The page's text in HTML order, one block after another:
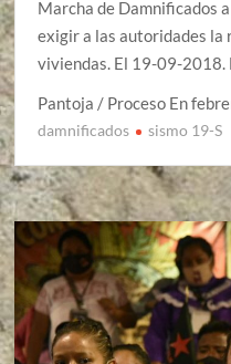
Marcha de Damnificados
exigir a las autoridades la
viviendas. El 19-09-2018.
Pantoja / Proceso En
damnificados sismo 19-S